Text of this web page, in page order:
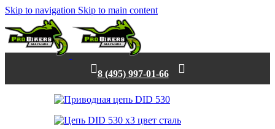
Skip to navigation Skip to main content
8 (495) 997-01-66